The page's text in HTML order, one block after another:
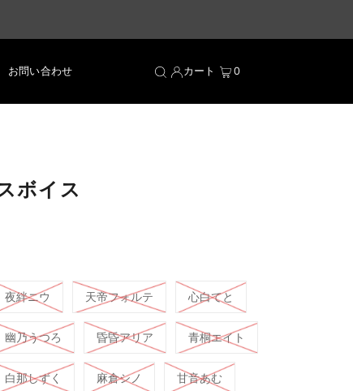
お問い合わせ カート 0
ボイス
夜絆ニウ 天帝フォルテ 心白てと
幽乃うつろ 昏昏アリア 青桐エイト
白那しずく 麻倉シノ 甘音あむ